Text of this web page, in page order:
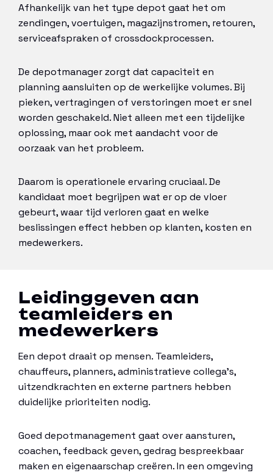
Afhankelijk van het type depot gaat het om
zendingen, voertuigen, magazijnstromen, retouren,
serviceafspraken of crossdockprocessen.
De depotmanager zorgt dat capaciteit en
planning aansluiten op de werkelijke volumes. Bij
pieken, vertragingen of verstoringen moet er snel
worden geschakeld. Niet alleen met een tijdelijke
oplossing, maar ook met aandacht voor de
oorzaak van het probleem.
Daarom is operationele ervaring cruciaal. De
kandidaat moet begrijpen wat er op de vloer
gebeurt, waar tijd verloren gaat en welke
beslissingen effect hebben op klanten, kosten en
medewerkers.
Leidinggeven aan
teamleiders en
medewerkers
Een depot draait op mensen. Teamleiders,
chauffeurs, planners, administratieve collega’s,
uitzendkrachten en externe partners hebben
duidelijke prioriteiten nodig.
Goed depotmanagement gaat over aansturen,
coachen, feedback geven, gedrag bespreekbaar
maken en eigenaarschap creëren. In een omgeving